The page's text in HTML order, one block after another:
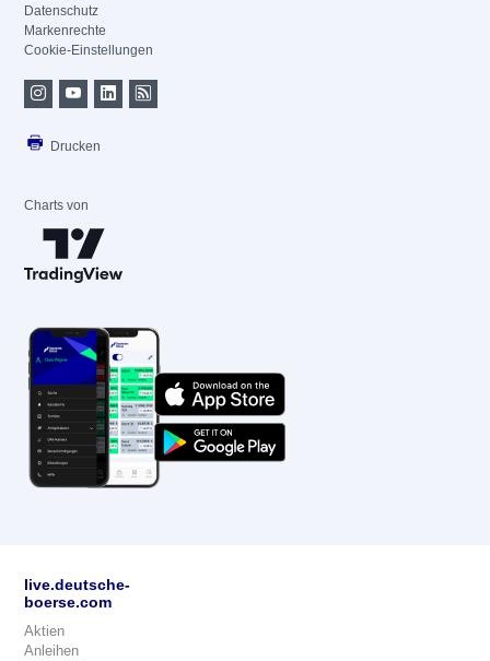
Datenschutz
Markenrechte
Cookie-Einstellungen
Drucken
Charts von
live.deutsche-
boerse.com
Aktien
Anleihen